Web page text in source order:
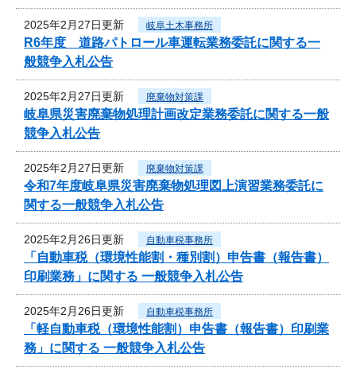
2025年2月27日更新 岐阜土木事務所
R6年度 道路パトロール車運転業務委託に関する一
般競争入札公告
2025年2月27日更新 廃棄物対策課
岐阜県災害廃棄物処理計画改定業務委託に関する一般
競争入札公告
2025年2月27日更新 廃棄物対策課
令和7年度岐阜県災害廃棄物処理図上演習業務委託に
関する一般競争入札公告
2025年2月26日更新 自動車税事務所
「自動車税（環境性能割・種別割）申告書（報告書）
印刷業務」に関する 一般競争入札公告
2025年2月26日更新 自動車税事務所
「軽自動車税（環境性能割）申告書（報告書）印刷業
務」に関する 一般競争入札公告